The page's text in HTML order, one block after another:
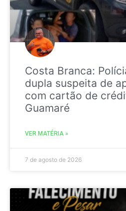
Costa Branca:
dupla suspeita de
com cartão de
Guamaré
VER MATÉRIA »
7 de agosto de 2026